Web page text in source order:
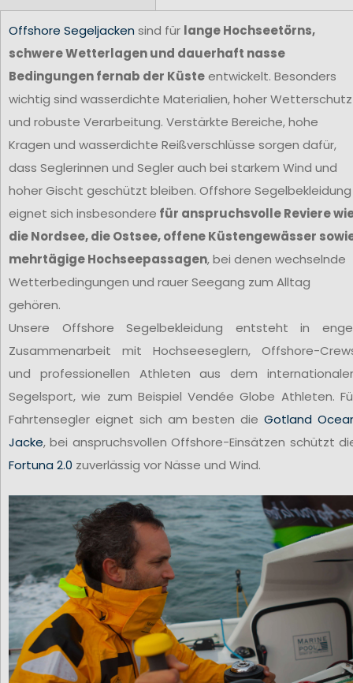
Offshore Segeljacken sind für lange Hochseetörns,
schwere Wetterlagen und dauerhaft nasse
Bedingungen fernab der Küsteentwickelt. Besonders
wichtig sind wasserdichte Materialien, hoher Wetterschutz
und robuste Verarbeitung. Verstärkte Bereiche, hohe
Kragen und wasserdichte Reißverschlüsse sorgen dafür,
dass Seglerinnen und Segler auch bei starkem Wind und
hoher Gischt geschützt bleiben. Offshore Segelbekleidung
eignet sich insbesondere für anspruchsvolle Reviere
die Nordsee, die Ostsee, offene Küstengewässer
mehrtägige Hochseepassagen, bei denen wechselnde
Wetterbedingungen und rauer Seegang zum Alltag
gehören.
Unsere Offshore Segelbekleidung entsteht in
Zusammenarbeit mit Hochseeseglern, Offshore-
und professionellen Athleten aus dem
Segelsport, wie zum Beispiel Vendée Globe Athleten.
Fahrtensegler eignet sich am besten dieGotland
Jacke, bei anspruchsvollen Offshore-Einsätzen schützt
Fortuna 2.0 zuverlässig vor Nässe und Wind.